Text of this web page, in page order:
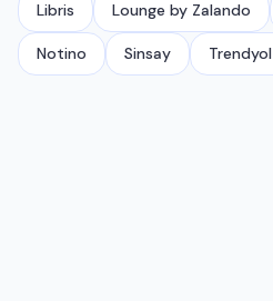
Libris Lounge by Zalando
Notino Sinsay Trendyol